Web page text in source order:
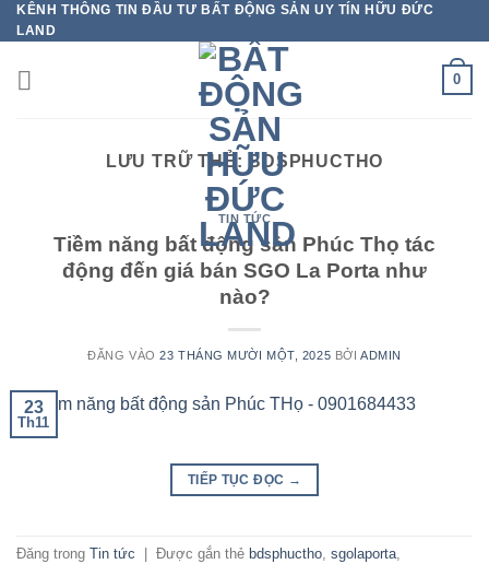
Bỏ
qua
nội
dung
KÊNH THÔNG TIN ĐẦU TƯ BẤT ĐỘNG SẢN UY TÍN HỮU ĐỨC
LAND
0
LƯU TRỮ THẺ: BDSPHUCTHO
TIN TỨC
Tiềm năng bất động sản Phúc Thọ tác
động đến giá bán SGO La Porta như
nào?
ĐĂNG VÀO23 THÁNG MƯỜI MỘT, 2025 BỞI ADMIN
23
Th11
TIẾP TỤC ĐỌC →
Đăng trong Tin tức Được gắn thẻ bdsphuctho, sgolaporta,